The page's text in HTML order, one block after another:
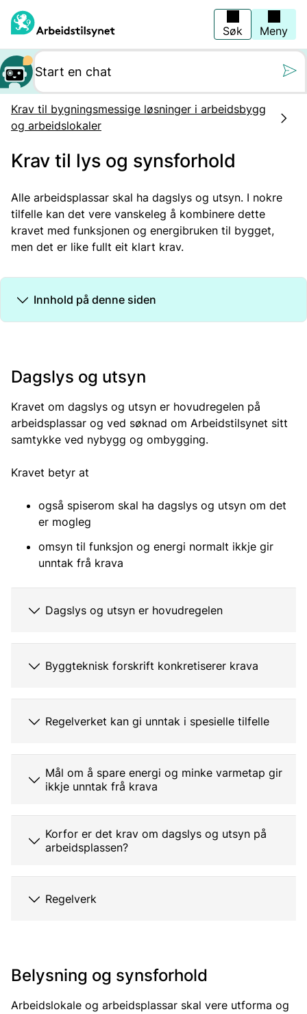
hovedinnhold
Søk Meny
Krav til bygningsmessige løsninger i arbeidsbygg
og arbeidslokaler
Krav til lys og synsforhold
Alle arbeidsplassar skal ha dagslys og utsyn. I nokre
tilfelle kan det vere vanskeleg å kombinere dette
kravet med funksjonen og energibruken til bygget,
men det er like fullt eit klart krav.
Innhold på denne siden
Dagslys og utsyn
Kravet om dagslys og utsyn er hovudregelen på
arbeidsplassar og ved søknad om Arbeidstilsynet sitt
samtykke ved nybygg og ombygging.
Kravet betyr at
også spiserom skal ha dagslys og utsyn om det
er mogleg
omsyn til funksjon og energi normalt ikkje gir
unntak frå krava
Dagslys og utsyn er hovudregelen
Byggteknisk forskrift konkretiserer krava
Regelverket kan gi unntak i spesielle tilfelle
Mål om å spare energi og minke varmetap gir
ikkje unntak frå krava
Korfor er det krav om dagslys og utsyn på
arbeidsplassen?
Regelverk
Belysning og synsforhold
Arbeidslokale og arbeidsplassar skal vere utforma og